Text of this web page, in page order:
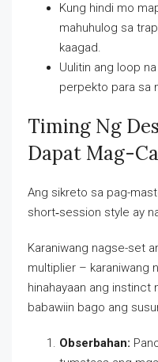
Kung hindi mo
mahuhulog sa
kaagad.
Uulitin ang loop
perpekto para sa
Timing Ng
Dapat Mag-
Ang sikreto sa pag-
short‑session style ay
Karaniwang nagse-set
multiplier – karaniwang
hinahayaan ang instinct
babawiin bago ang
Obserbahan: